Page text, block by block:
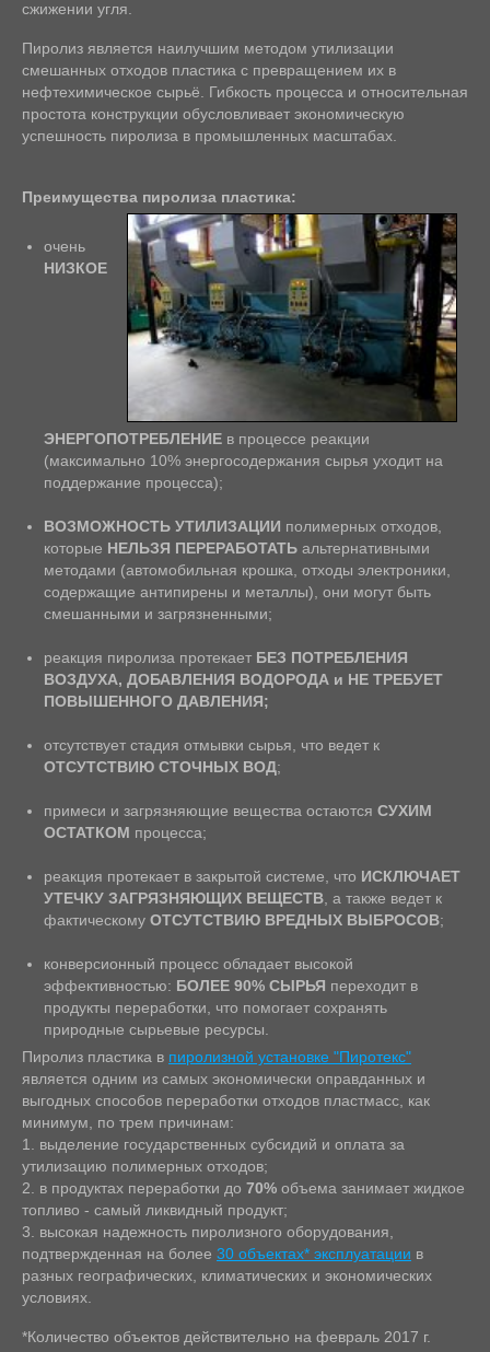
сжижении угля.
Пиролиз является наилучшим методом утилизации
смешанных отходов пластика с превращением их в
нефтехимическое сырьё . Гибкость процесса и относительная
простота конструкции обусловливает экономическую
успешность пиролиза в промышленных масштабах.
Преимущества пиролиза пластика:
очень
НИЗКОЕ
ЭНЕРГОПОТРЕБЛЕНИЕ в процессе реакции
(максимально 10% энергосодержания сырья уходит на
поддержание процесса);
ВОЗМОЖНОСТЬ УТИЛИЗАЦИИ полимерных отходов,
которые НЕЛЬЗЯ ПЕРЕРАБОТАТЬ альтернативными
методами (автомобильная крошка, отходы электроники,
содержащие антипирены и металлы), они могут быть
смешанными и загрязненными;
реакция пиролиза протекает БЕЗ ПОТРЕБЛЕНИЯ
ВОЗДУХА, ДОБАВЛЕНИЯ ВОДОРОДА и НЕ ТРЕБУЕТ
ПОВЫШЕННОГО ДАВЛЕНИЯ;
отсутствует стадия отмывки сырья, что ведет к
ОТСУТСТВИЮ СТОЧНЫХ ВОД;
примеси и загрязняющие вещества остаются СУХИМ
ОСТАТКОМ процесса;
реакция протекает в закрытой системе, что ИСКЛЮЧАЕТ
УТЕЧКУ ЗАГРЯЗНЯЮЩИХ ВЕЩЕСТВ , а также ведет к
фактическому ОТСУТСТВИЮ ВРЕДНЫХ ВЫБРОСОВ;
конверсионный процесс обладает высокой
эффективностью: БОЛЕЕ 90% СЫРЬЯ переходит в
продукты переработки, что помогает сохранять
природные сырьевые ресурсы.
Пиролиз пластика в пиролизной установке "Пиротекс"
является одним из самых экономически оправданных и
выгодных способов переработки отходов пластмасс, как
минимум, по трем причинам:
1. выделение государственных субсидий и оплата за
утилизацию полимерных отходов;
2. в продуктах переработки до 70% объема занимает жидкое
топливо - самый ликвидный продукт;
3. высокая надежность пиролизного оборудования,
подтвержденная на более 30 объектах* эксплуатации в
разных географических, климатических и экономических
условиях.
*Количество объектов действительно на февраль 2017 г.